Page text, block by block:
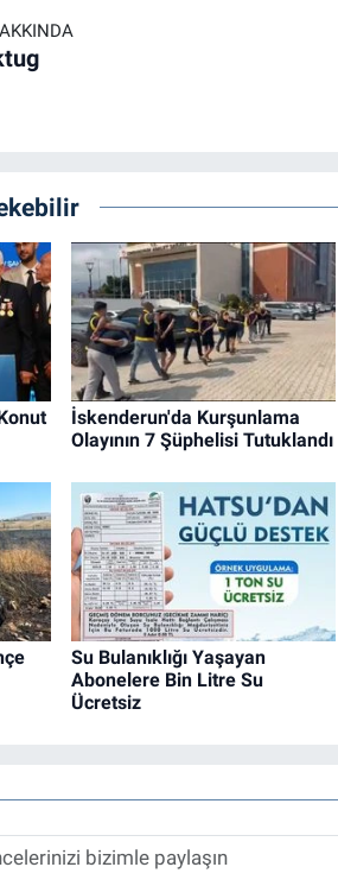
İskenderun'da Kurşunlama
Olayının 7 Şüphelisi Tutuklandı
Su Bulanıklığı Yaşayan
Abonelere Bin Litre Su
Ücretsiz